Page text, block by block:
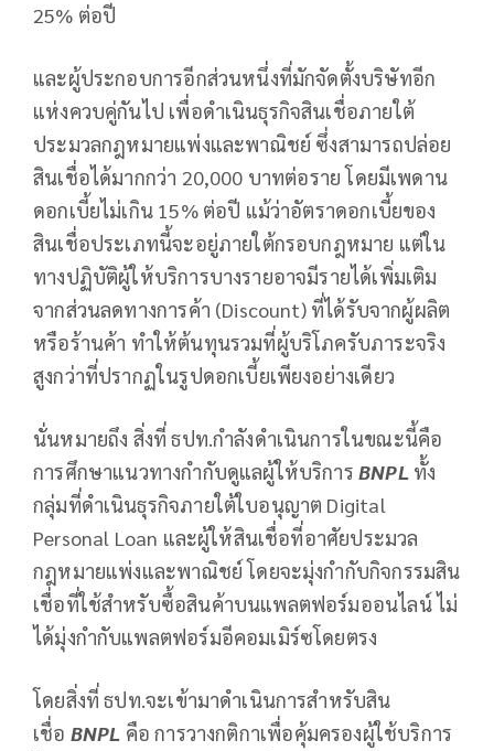
25% ต่อปี
และผู้ประกอบการอีกส่วนหนึ่งที่มักจัดตั้งบริษัทอีก
แห่งควบคู่กันไป เพื่อดำเนินธุรกิจสินเชื่อภายใต้
ประมวลกฎหมายแพ่งและพาณิชย์ ซึ่งสามารถปล่อย
สินเชื่อได้มากกว่า 20,000 บาทต่อราย โดยมีเพดาน
ดอกเบี้ยไม่เกิน 15% ต่อปี แม้ว่าอัตราดอกเบี้ยของ
สินเชื่อประเภทนี้จะอยู่ภายใต้กรอบกฎหมาย แต่ใน
ทางปฏิบัติผู้ให้บริการบางรายอาจมีรายได้เพิ่มเติม
จากส่วนลดทางการค้า (Discount) ที่ได้รับจากผู้ผลิต
หรือร้านค้า ทำให้ต้นทุนรวมที่ผู้บริโภครับภาระจริง
สูงกว่าที่ปรากฏในรูปดอกเบี้ยเพียงอย่างเดียว
นั่นหมายถึง สิ่งที่ ธปท.กำลังดำเนินการในขณะนี้คือ
การศึกษาแนวทางกำกับดูแลผู้ให้บริการBNPL ทั้ง
กลุ่มที่ดำเนินธุรกิจภายใต้ใบอนุญาต Digital
Personal Loan และผู้ให้สินเชื่อที่อาศัยประมวล
กฎหมายแพ่งและพาณิชย์ โดยจะมุ่งกำกับกิจกรรมสิน
เชื่อที่ใช้สำหรับซื้อสินค้าบนแพลตฟอร์มออนไลน์ ไม่
ได้มุ่งกำกับแพลตฟอร์มอีคอมเมิร์ซโดยตรง
โดยสิ่งที่ ธปท.จะเข้ามาดำเนินการสำหรับสิน
เชื่อ BNPL คือ การวางกติกาเพื่อคุ้มครองผู้ใช้บริการ